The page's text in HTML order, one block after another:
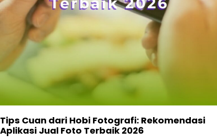
Tips Cuan dari Hobi Fotografi: Rekomendasi
Aplikasi Jual Foto Terbaik 2026